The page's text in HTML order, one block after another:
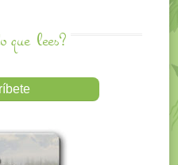
que lees?